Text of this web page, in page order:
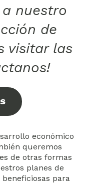
nuestro
de
visitar las
económico
queremos
de otras formas
planes de
para